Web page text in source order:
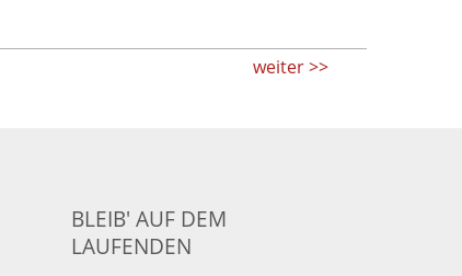
weiter >>
BLEIB' AUF DEM
LAUFENDEN